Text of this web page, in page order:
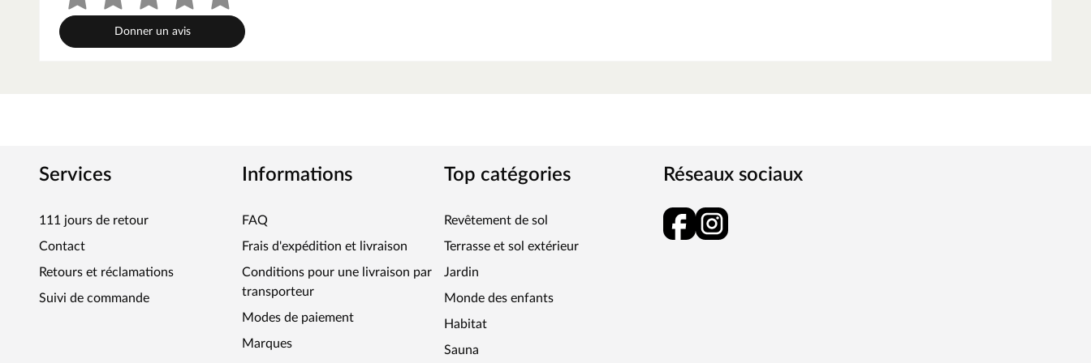
revêtement convient en résidentiel pour des pièces à trafic modéré, par exemple le salon et la salle à
manger, le bureau ou la salle de loisirs. La sous-couche acoustique est souvent exigée dans de nombreux
bâtiments — ici, elle est déjà intégrée. Une sous‑couche supplémentaire n’est ni nécessaire ni autorisée.
Fort de longues années d’expérience, le fabricant mise sur l’essentiel : excellente résistance à l’usure,
stabilité dimensionnelle durable des matériaux et prix bas constants — pour un plaisir qui dure. Fiable,
Donner un avis
Services
111 jours de retour
Contact
Retours et réclamations
Suivi de commande
Informations
FAQ
Frais d'expédition et livraison
Conditions pour une livraison par
transporteur
Modes de paiement
Marques
Top catégories
Revêtement de sol
Terrasse et sol extérieur
Jardin
Monde des enfants
Habitat
Sauna
Réseaux sociaux